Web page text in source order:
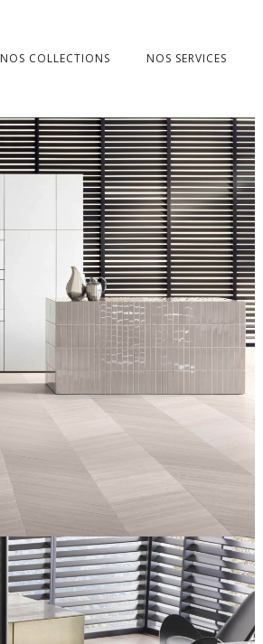
NOS COLLECTIONS NOS SERVICES